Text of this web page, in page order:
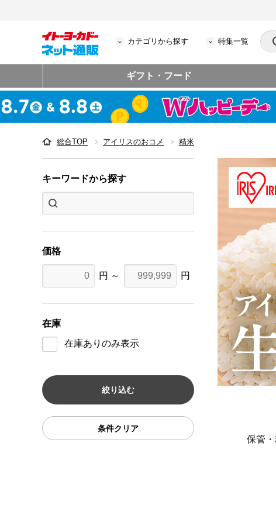
カテゴリから探す 特集一覧
ギフト・フード
総合TOP アイリスのおコメ 精米
キーワードから探す
価格
円 ～ 円
在庫
在庫ありのみ表示
条件クリア
保管